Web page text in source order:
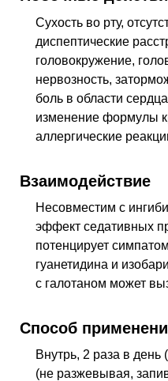
Сухость во рту,
диспептические
головокружение,
нервозность,
боль в области
изменение формулы
аллергические
Взаимодействие
Несовместим с
эффект седативных
потенцирует
гуанетидина и
с галотаном может
Способ
Внутрь, 2 раза в день
(не разжевывая,